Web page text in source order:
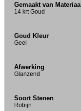
Gemaakt van Materiaal
14 krt Goud
Goud Kleur
Geel
Afwerking
Glanzend
Soort Stenen
Robijn